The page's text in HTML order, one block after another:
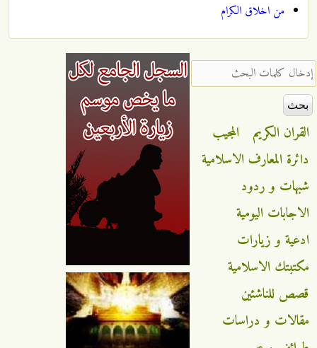
من اخلاق الكرام
‏إدخال كلمات البحث ‏
القران الكريم
المجيب
دائرة المعارف الاسلامية
شبهات و ردود
الاجابات اليومية
ادعية و زيارات
مكتبتك الاسلامية
قصص للناشئين
مقالات و دراسات